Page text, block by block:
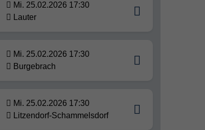
Mi. 25.02.2026 17:30
Lauter
Mi. 25.02.2026 17:30
Burgebrach
Mi. 25.02.2026 17:30
Litzendorf-Schammelsdorf